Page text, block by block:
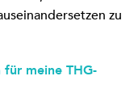
zu
meine THG-